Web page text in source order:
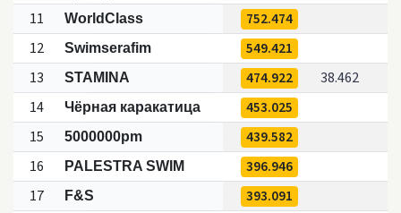
11
WorldClass
752.474
12
Swimserafim
549.421
13
STAMINA 474.922
38.462
14
Чёрная каракатица
453.025
15
5000000pm
439.582
16
PALESTRA SWIM
396.946
17
F&S
393.091